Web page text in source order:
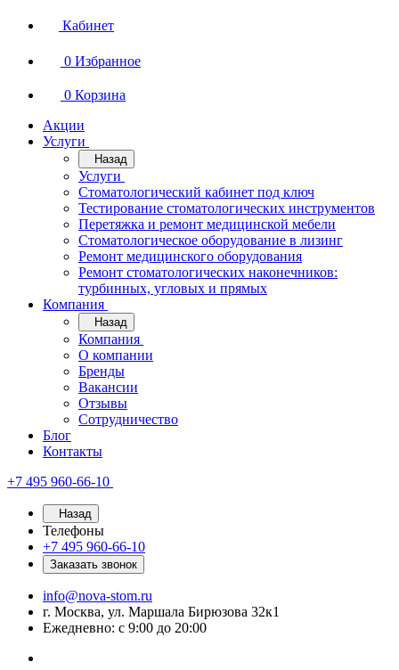
Кабинет
0 Избранное
0 Корзина
Акции
Услуги
Назад
Услуги
Стоматологический кабинет под ключ
Тестирование стоматологических инструментов
Перетяжка и ремонт медицинской мебели
Стоматологическое оборудование в лизинг
Ремонт медицинского оборудования
Ремонт стоматологических наконечников:
турбинных, угловых и прямых
Компания
Назад
Компания
О компании
Бренды
Вакансии
Отзывы
Сотрудничество
Блог
Контакты
+7 495 960-66-10
Назад
Телефоны
+7 495 960-66-10
Заказать звонок
info@nova-stom.ru
г. Москва, ул. Маршала Бирюзова 32к1
Ежедневно: с 9:00 до 20:00